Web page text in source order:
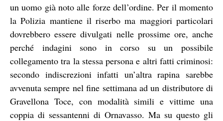
un uomo già noto alle forze dell’ordine. Per il momento
la Polizia mantiene il riserbo ma maggiori particolari
dovrebbero essere divulgati nelle prossime ore, anche
perché indagini sono in corso su un possibile
collegamento tra la stessa persona e altri fatti criminosi:
secondo indiscrezioni infatti un’altra rapina sarebbe
avvenuta sempre nel fine settimana ad un distributore di
Gravellona Toce, con modalità simili e vittime una
coppia di sessantenni di Ornavasso. Ma su questo gli